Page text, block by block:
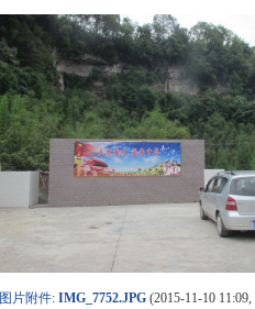
图片附件:IMG_7752.JPG (2015-11-10